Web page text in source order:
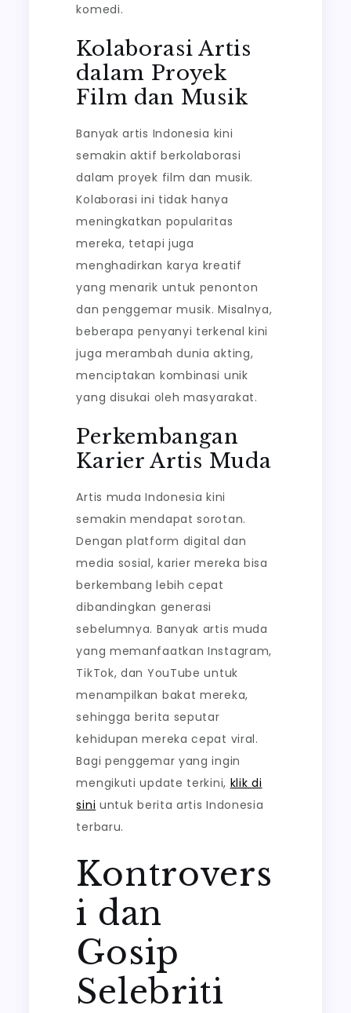
komedi.
Kolaborasi Artis
dalam Proyek
Film dan Musik
Banyak artis Indonesia kini
semakin aktif berkolaborasi
dalam proyek film dan musik.
Kolaborasi ini tidak hanya
meningkatkan popularitas
mereka, tetapi juga
menghadirkan karya kreatif
yang menarik untuk penonton
dan penggemar musik. Misalnya,
beberapa penyanyi terkenal kini
juga merambah dunia akting,
menciptakan kombinasi unik
yang disukai oleh masyarakat.
Perkembangan
Karier Artis Muda
Artis muda Indonesia kini
semakin mendapat sorotan.
Dengan platform digital dan
media sosial, karier mereka bisa
berkembang lebih cepat
dibandingkan generasi
sebelumnya. Banyak artis muda
yang memanfaatkan Instagram,
TikTok, dan YouTube untuk
menampilkan bakat mereka,
sehingga berita seputar
kehidupan mereka cepat viral.
Bagi penggemar yang ingin
mengikuti update terkini, klik di
sini untuk berita artis Indonesia
terbaru.
Kontrovers
i dan
Gosip
Selebriti